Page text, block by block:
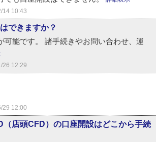
14 10:43
できますか？
能です。 諸手続きやお問い合わせ、運
26 12:29
29 12:00
店頭CFD）の口座開設はどこから手続